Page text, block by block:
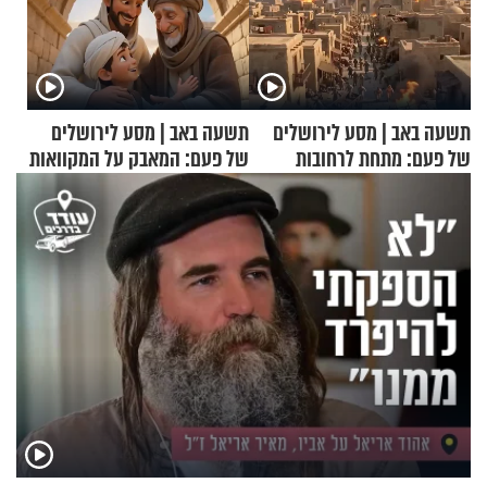
תשעה באב | מסע לירושלים
של פעם: מתחת לרחובות
תשעה באב | מסע לירושלים
של פעם: המאבק על המקוואות